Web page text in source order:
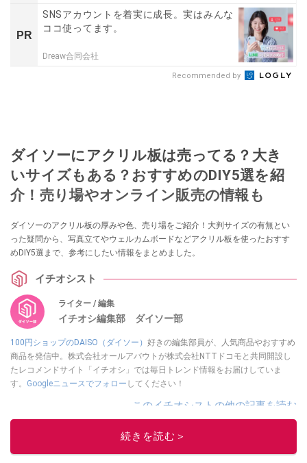
PR
SNSアカウントを着実に成長。実はみんな
ココ使ってます。
Dreaw合同会社
Recommended by
ダイソーにアクリル板は売ってる？大き
いサイズもある？おすすめのDIY5選を紹
介！売り場やオンライン販売の情報も
ダイソーのアクリル板の厚みや色、売り場をご紹介！大判サイズの有無とい
った疑問から、写真立てやウェルカムボードなどアクリル板を使ったおすす
めDIY5選まで、参考にしたい情報をまとめました。
イチオシスト
ライター / 編集
イチオシ編集部 ダイソー部
100円ショップのDAISO（ダイソー） 好きの編集部員が、人気商品やおすすめ
商品を発信中。株式会社オールアバウトが株式会社NTTドコモと共同開設し
たレコメンドサイト「イチオシ」では毎日トレンド情報をお届けしていま
す。 Googleニュースでフォロー してください！
このイチオシストの他の記事を読む
続きを読む＞